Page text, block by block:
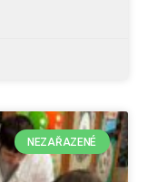
NEZAŘAZENÉ